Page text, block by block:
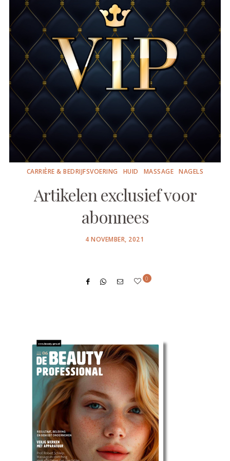
CARRIÈRE & BEDRIJFSVOERING HUID MASSAGE NAGELS
Artikelen exclusief voor
abonnees
POSTED
4 NOVEMBER, 2021
0